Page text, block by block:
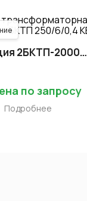
2БКТП-2000…
по запросу
Подробнее